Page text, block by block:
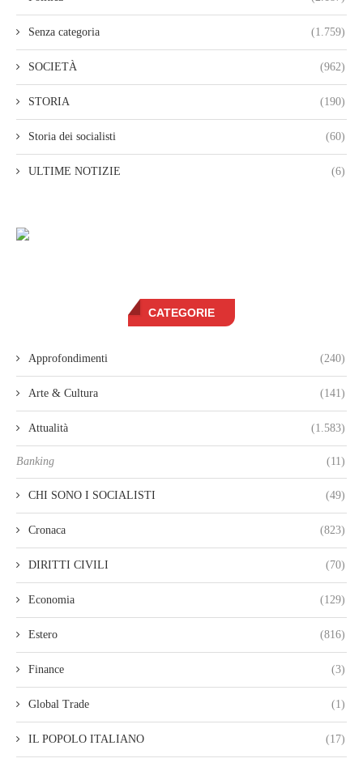
Senza categoria (1.759)
SOCIETÀ (962)
STORIA (190)
Storia dei socialisti (60)
ULTIME NOTIZIE (6)
CATEGORIE
Approfondimenti (240)
Arte & Cultura (141)
Attualità (1.583)
Banking (11)
CHI SONO I SOCIALISTI (49)
Cronaca (823)
DIRITTI CIVILI (70)
Economia (129)
Estero (816)
Finance (3)
Global Trade (1)
IL POPOLO ITALIANO (17)